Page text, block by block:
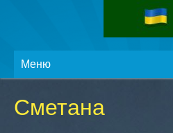
Меню
Сметана